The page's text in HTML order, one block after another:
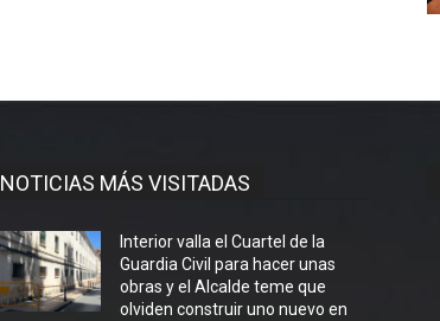
NOTICIAS MÁS VISITADAS
Interior valla el Cuartel de la
Guardia Civil para hacer unas
obras y el Alcalde teme que
olviden construir uno nuevo en